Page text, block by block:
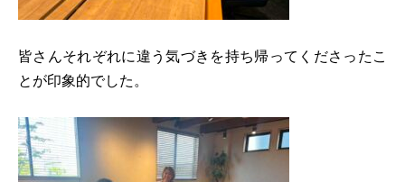
皆さんそれぞれに違う気づきを持ち帰ってくださったこ
とが印象的でした。